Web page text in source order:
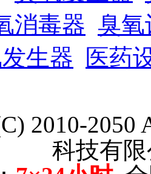
消毒器 臭
生器
医药
2010-2050
科技有